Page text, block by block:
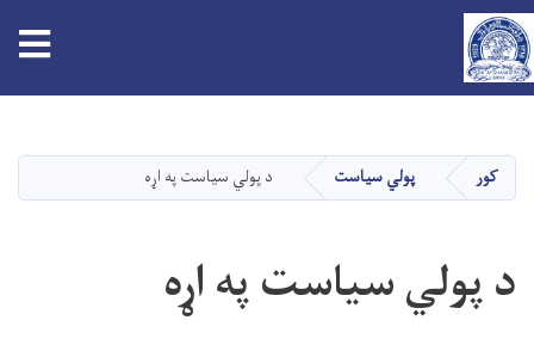
دانګل
کور پولي سیاست د پولي سیاست په اړه
د پولي سیاست په اړه